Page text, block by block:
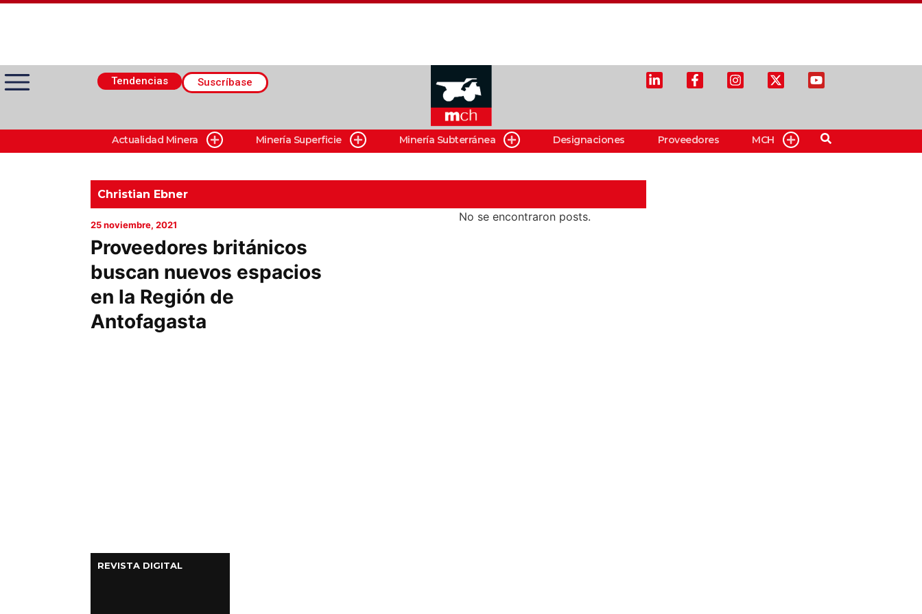
Tendencias Suscríbase
Actualidad Minera
Minería Superficie
Minerí­a Subterránea
Columnas de Opinión
Actualidad Minera Minería Superficie Minería Subterránea Designaciones Proveedores MCH
Christian Ebner
25 noviembre, 2021
Proveedores británicos
buscan nuevos espacios
en la Región de
Antofagasta
No se encontraron posts.
REVISTA DIGITAL